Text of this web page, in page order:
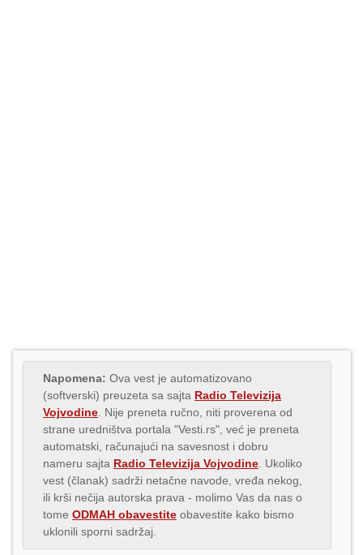
Napomena: Ova vest je automatizovano
(softverski) preuzeta sa sajta Radio Televizija
Vojvodine . Nije preneta ručno, niti proverena od
strane uredništva portala "Vesti.rs", već je preneta
automatski, računajući na savesnost i dobru
nameru sajta Radio Televizija Vojvodine . Ukoliko
vest (članak) sadrži netačne navode, vređa nekog,
ili krši nečija autorska prava - molimo Vas da nas o
tome ODMAH obavestite obavestite kako bismo
uklonili sporni sadržaj.